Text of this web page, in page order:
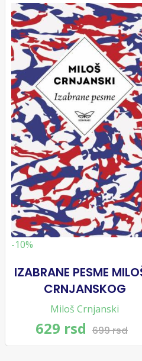
-10%
IZABRANE PESME
CRNJANSKOG
Miloš Crnjanski
629 rsd 699 rsd